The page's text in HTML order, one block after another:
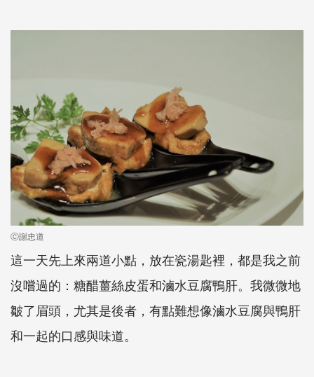
Ⓒ謝忠道
這一天先上來兩道小點，放在瓷湯匙裡，都是我之前
沒嚐過的：糖醋薑絲皮蛋和滷水豆腐鴨肝。我微微地
皺了眉頭，尤其是後者，有點難想像滷水豆腐與鴨肝
和一起的口感與味道。